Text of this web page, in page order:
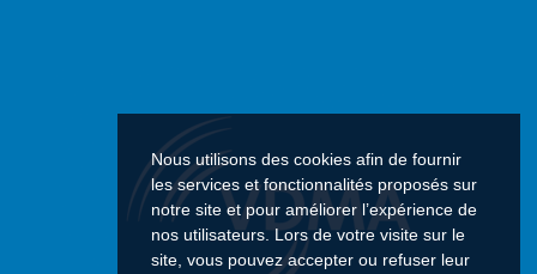
Nous utilisons des cookies afin de fournir
les services et fonctionnalités proposés sur
notre site et pour améliorer l’expérience de
nos utilisateurs. Lors de votre visite sur le
site, vous pouvez accepter ou refuser leur